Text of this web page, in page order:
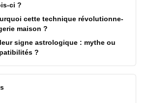
ci ?
cette technique révolutionne-
maison ?
signe astrologique : mythe ou
?